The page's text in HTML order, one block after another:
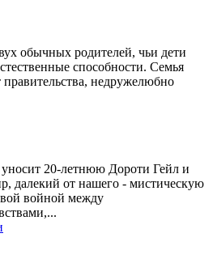
обычных родителей, чьи дети
способности. Семья
недружелюбно
20-летнюю Дороти Гейл и
далекий от нашего - мистическую
войной между